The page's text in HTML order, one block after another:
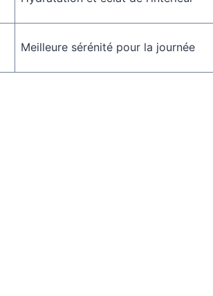
Meilleure sérénité pour la journée